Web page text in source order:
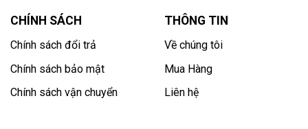
CHÍNH SÁCH
Chính sách đổi trả
Chính sách bảo mật
Chính sách vận chuyển
THÔNG TIN
Về chúng tôi
Mua Hàng
Liên hệ